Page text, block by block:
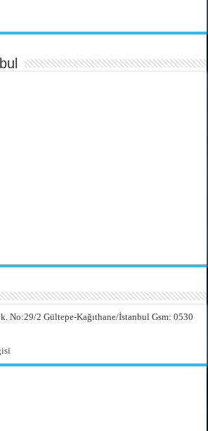
No:29/2 Gültepe-Kağıthane/İstanbul Gsm: 0530